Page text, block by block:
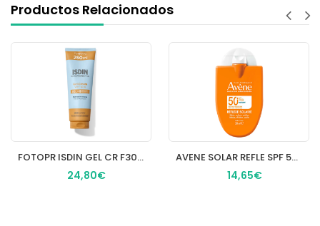
Productos Relacionados
FOTOPR ISDIN GEL CR F30 250 ML
24,80€
AVENE SOLAR REFLE SPF 50+ 30ML
14,65€